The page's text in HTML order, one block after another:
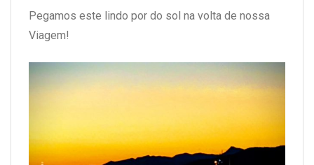
Pegamos este lindo por do sol na volta de nossa
Viagem!